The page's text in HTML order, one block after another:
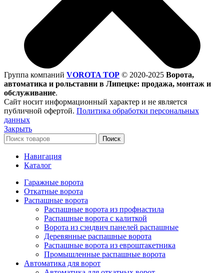
Группа компаний VOROTA TOP © 2020-2025 Ворота,
автоматика и рольставни в Липецке: продажа, монтаж и
обслуживание.
Сайт носит информационный характер и не является
публичной офертой. Политика обработки персональных
данных
Закрыть
Поиск
Навигация
Каталог
Гаражные ворота
Откатные ворота
Распашные ворота
Распашные ворота из профнастила
Распашные ворота с калиткой
Ворота из сэндвич панелей распашные
Деревянные распашные ворота
Распашные ворота из евроштакетника
Промышленные распашные ворота
Автоматика для ворот